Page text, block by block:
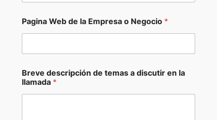
Pagina Web de la Empresa o Negocio *
Breve descripción de temas a discutir en la
llamada *